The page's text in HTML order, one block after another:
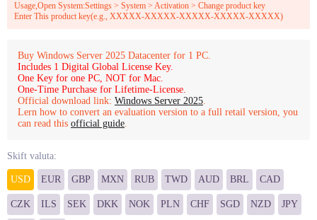
Usage,Open System:Settings > System > Activation > Change product key
Enter This product key(e.g., XXXXX-XXXXX-XXXXX-XXXXX-XXXXX)
Buy Windows Server 2025 Datacenter for 1 PC.
Includes 1 Digital Global License Key.
One Key for one PC, NOT for Mac.
One-Time Purchase for Lifetime-License.
Official download link: Windows Server 2025.
Lern how to convert an evaluation version to a full retail version, you
can read this official guide.
Skift valuta:
USD EUR GBP MXN RUB TWD AUD BRL CAD
CZK ILS SEK DKK NOK PLN CHF SGD NZD JPY